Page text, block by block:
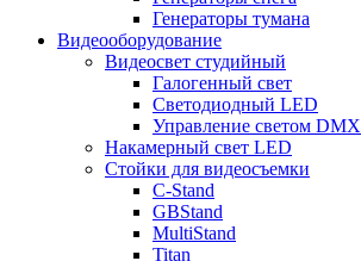
Генераторы тумана
Видеооборудование
Видеосвет студийный
Галогенный свет
Светодиодный LED
Управление светом DMX
Накамерный свет LED
Стойки для видеосъемки
C-Stand
GBStand
MultiStand
Titan